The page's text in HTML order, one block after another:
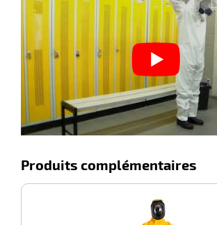
Produits complémentaires